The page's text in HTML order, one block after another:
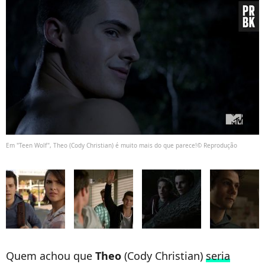
Em "Teen Wolf", Theo (Cody Christian) é muito mais do que parece!© Reprodução
Quem achou que Theo (Cody Christian) seria